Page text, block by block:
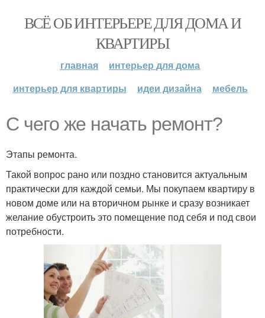
ВСЁ ОБ ИНТЕРЬЕРЕ ДЛЯ ДОМА И
КВАРТИРЫ
главная
интерьер для дома
интерьер для квартиры
идеи дизайна мебель
С чего же начать ремонт?
Этапы ремонта.
Такой вопрос рано или поздно становится актуальным
практически для каждой семьи. Мы покупаем квартиру в
новом доме или на вторичном рынке и сразу возникает
желание обустроить это помещение под себя и под свои
потребности.